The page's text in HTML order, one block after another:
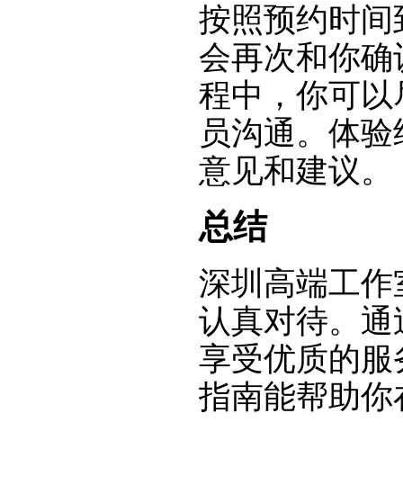
按照预约时
会再次和你
程中，你可
员沟通。体
意见和建议。
总结
深圳高端工
认真对待。
享受优质的
指南能帮助